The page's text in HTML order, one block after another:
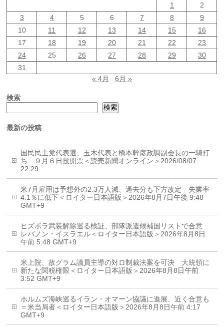
1
2
3
4 5 6 7 8
9
10
11 12 13 14 15
16
17
18 19 20 21 22
23
24
25 26 27 28 29
30
31
« 4月
6月 »
検索
検索
最新の投稿
国民民主党代表選、玉木代表と橋本幹彦政調副会長の一騎打
ち…９月６日投開票＜読売新聞オンライン＞2026/08/07
22:29
米7月雇用は予想外の2.3万人減、過去分も下方改定 失業率
4.1％に低下＜ロイター日本語版＞2026年8月7日午後 9:48
GMT+9
ヒズボラ武装解除巡る検証、部隊派遣候補国リストで合意
レバノン・イスラエル＜ロイター日本語版＞2026年8月8日
午前 5:48 GMT+9
米上院、故グラム議員主導の対ロ制裁法案を可決 大統領に
新たな関税権限＜ロイター日本語版＞2026年8月8日午前
3:52 GMT+9
ホルムズ海峡巡るイラン・オマーン協議に進展、近く合意も
＝米当局者＜ロイター日本語版＞2026年8月8日午前 4:17
GMT+9